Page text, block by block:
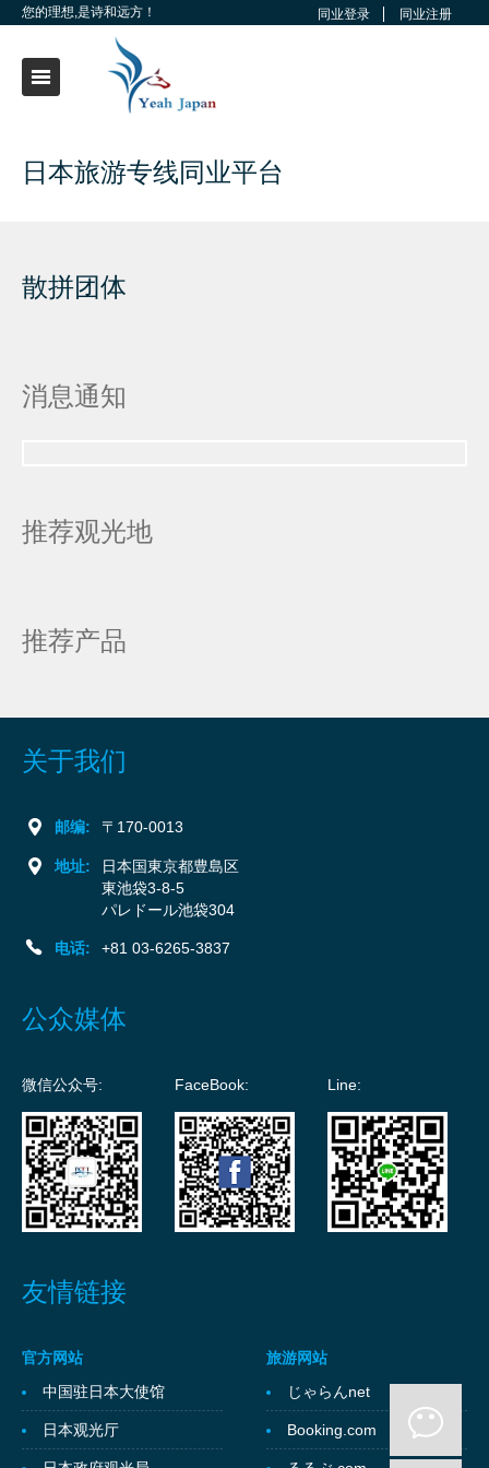
您的理想,是诗和远方！ 同业登录 同业注册
日本旅游专线同业平台
散拼团体
消息通知
推荐观光地
推荐产品
关于我们
邮编: 〒170-0013
地址:
日本国東京都豊島区
東池袋3-8-5
パレドール池袋304
电话: +81 03-6265-3837
公众媒体
微信公众号: FaceBook: Line:
友情链接
官方网站
中国驻日本大使馆
日本观光厅
旅游网站
じゃらんnet
Booking.com